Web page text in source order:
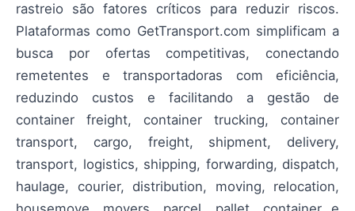
rastreio são fatores críticos para reduzir riscos.
Plataformas como GetTransport.com simplificam a
busca por ofertas competitivas, conectando
remetentes e transportadoras com eficiência,
reduzindo custos e facilitando a gestão de
container freight, container trucking, container
transport, cargo, freight, shipment, delivery,
transport, logistics, shipping, forwarding, dispatch,
haulage, courier, distribution, moving, relocation,